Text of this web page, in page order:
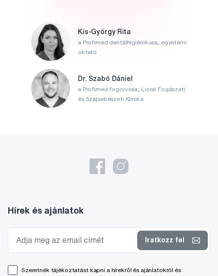
Kis-György Rita
a Profimed dentálhigiénikusa, egyetemi
oktató
Dr. Szabó Dániel
a Profimed fogorvosa, Lioral Fogászati
és Szájsebészeti Klinika
Hírek és ajánlatok
Iratkozz fel
Szeretnék tájékoztatást kapni a hírekről és ajánlatokról és